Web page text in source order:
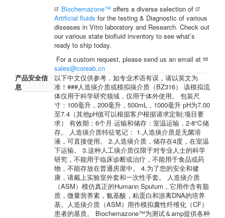
Biochemazone™offers a diverse selection of
Artificial fluids for the testing & Diagnostic of various
diseases in Vitro laboratory and Research. Check out
our various state biofluid inventory to see what’s
ready to ship today.
For a custom request, please send us an email at
sales@coreab.cn
产品安全信
息
以下中文仅供参考，如专业术语有误，请以英文为
准！###人造痰介质或模拟痰介质（BZ316） 该模拟流
体仅用于科学研究领域，仅用于体外使用。 包装尺
寸：100毫升，200毫升，500mL，1000毫升 pH为7.00
至7.4（其他pH值可以根据客户根据请求定制;项目要
求） 有效期：6个月 运输和储存：室温运输，2-8℃储
存。 人造痰介质特征笔记： 1.人造痰介质是无菌溶
液，可直接使用。 2.人造痰介质，储存在4度，在室温
下运输。 3.这种人工痰介质仅限于对专业人士的科学
研究，不能用于临床诊断或治疗，不能用于食品或药
物，不能存放在普通房屋中。 4.为了您的安全和健
康，请戴上实验室外套和一次性手套。 人造痰介质
（ASM）模仿真正的Humann Sputum，它用作含有脂
质，微量营养素，氨基酸，粘蛋白和游离DNA的培养
基。人造痰介质（ASM）用作模拟囊性纤维化（CF）
患者的基质。 Biochemazone™为测试＆amp提供各种